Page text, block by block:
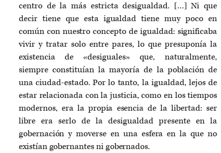
centro de la más estricta desigualdad. […] Ni que
decir tiene que esta igualdad tiene muy poco en
común con nuestro concepto de igualdad: significaba
vivir y tratar solo entre pares, lo que presuponía la
existencia de «desiguales» que, naturalmente,
siempre constituían la mayoría de la población de
una ciudad-estado. Por lo tanto, la igualdad, lejos de
estar relacionada con la justicia, como en los tiempos
modernos, era la propia esencia de la libertad: ser
libre era serlo de la desigualdad presente en la
gobernación y moverse en una esfera en la que no
existían gobernantes ni gobernados.